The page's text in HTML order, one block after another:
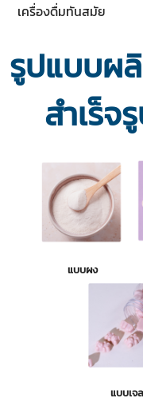
เครื่องดื่มทันสมัย
รูปแบบผ
สำเร็จ
แบบผง
แบบเจ